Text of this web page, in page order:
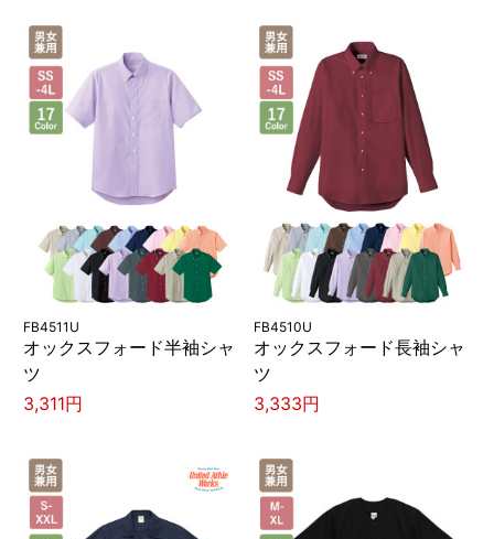
FB4511U
オックスフォード半袖シャ
ツ
3,311円
FB4510U
オックスフォード長袖シャ
ツ
3,333円